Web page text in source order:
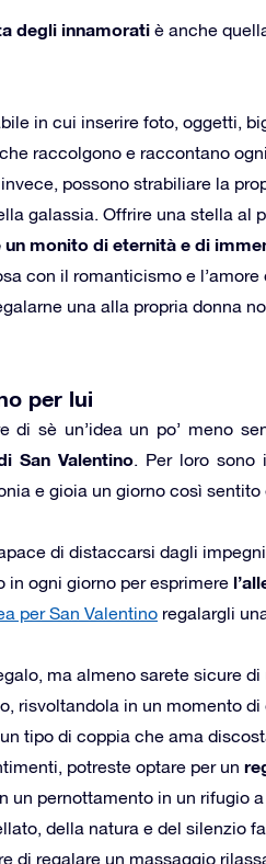
degli innamorati è anche
in cui inserire foto, oggetti,
raccolgono e raccontano
invece, possono strabiliare la
galassia. Offrire una stella al
un monito di eternità e di
con il romanticismo e
una alla propria donna
per lui
di sè un’idea un po’ meno
San Valentino. Per loro sono
e gioia un giorno così sentito
di distaccarsi dagli
in ogni giorno per esprimere
per San Valentino regalargli
ma almeno sarete sicure
risvoltandola in un momento
tipo di coppia che ama
potreste optare per un
un pernottamento in un rifugio
della natura e del silenzio
di regalare un massaggio